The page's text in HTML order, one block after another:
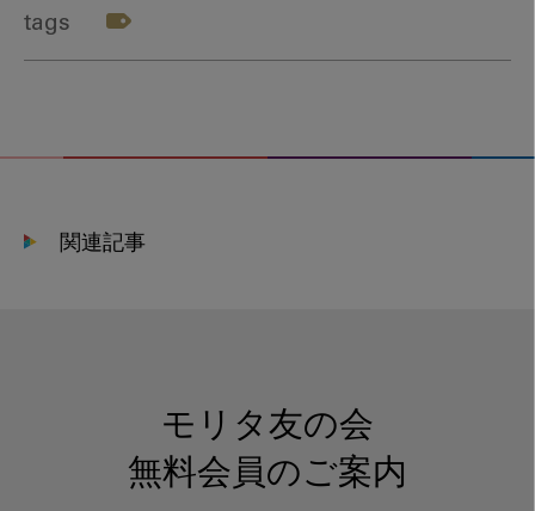
tags
関連記事
モリタ友の会
無料会員のご案内